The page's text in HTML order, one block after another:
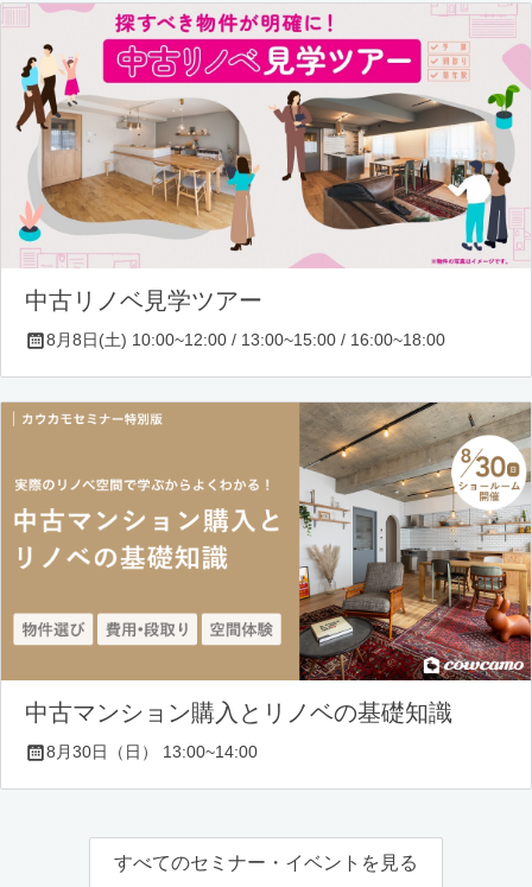
中古リノベ見学ツアー
8月8日(土) 10:00~12:00 / 13:00~15:00 / 16:00~18:00
中古マンション購入とリノベの基礎知識
8月30日（日） 13:00~14:00
すべてのセミナー・イベントを見る